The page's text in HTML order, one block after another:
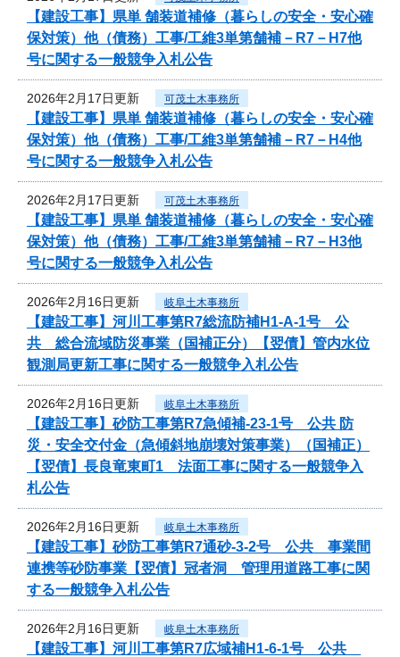
【建設工事】県単 舗装道補修（暮らしの安全・安心確
保対策）他（債務）工事/工維3単第舗補－R7－H7他
号に関する一般競争入札公告
2026年2月17日更新 可茂土木事務所
【建設工事】県単 舗装道補修（暮らしの安全・安心確
保対策）他（債務）工事/工維3単第舗補－R7－H4他
号に関する一般競争入札公告
2026年2月17日更新 可茂土木事務所
【建設工事】県単 舗装道補修（暮らしの安全・安心確
保対策）他（債務）工事/工維3単第舗補－R7－H3他
号に関する一般競争入札公告
2026年2月16日更新 岐阜土木事務所
【建設工事】河川工事第R7総流防補H1-A-1号 公
共 総合流域防災事業（国補正分）【翌債】管内水位
観測局更新工事に関する一般競争入札公告
2026年2月16日更新 岐阜土木事務所
【建設工事】砂防工事第R7急傾補-23-1号 公共 防
災・安全交付金（急傾斜地崩壊対策事業）（国補正）
【翌債】長良竜東町1 法面工事に関する一般競争入
札公告
2026年2月16日更新 岐阜土木事務所
【建設工事】砂防工事第R7通砂-3-2号 公共 事業間
連携等砂防事業【翌債】冠者洞 管理用道路工事に関
する一般競争入札公告
2026年2月16日更新 岐阜土木事務所
【建設工事】河川工事第R7広域補H1-6-1号 公共